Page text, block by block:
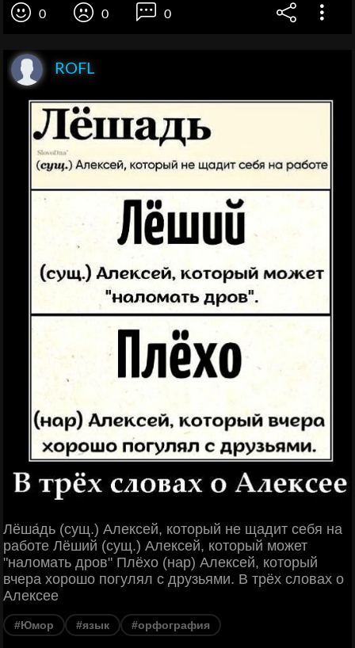
0 0 0
ROFL
Лёша́дь (сущ.) Алексей, который не щадит себя на
работе Лёший (сущ.) Алексей, который может
"наломать дров" Плёхо (нар) Алексей, который
вчера хорошо погулял с друзьями. В трёх словах о
Алексее
#Юмор #язык #орфография